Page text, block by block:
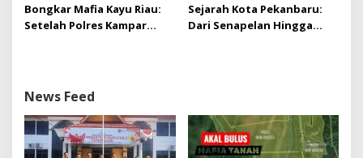
Bongkar Mafia Kayu Riau:
Setelah Polres Kampar
Sejarah Kota Pekanbaru:
Dari Senapelan Hingga
News Feed